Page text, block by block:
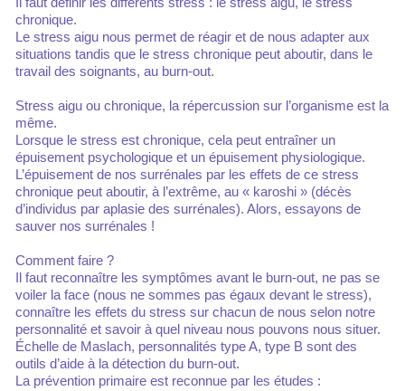
chronique.
Le stress aigu nous permet de réagir et de nous adapter aux
situations tandis que le stress chronique peut aboutir, dans le
travail des soignants, au burn-out.
Stress aigu ou chronique, la répercussion sur l’organisme est la
même.
Lorsque le stress est chronique, cela peut entraîner un
épuisement psychologique et un épuisement physiologique.
L’épuisement de nos surrénales par les effets de ce stress
chronique peut aboutir, à l’extrême, au « karoshi » (décès
d’individus par aplasie des surrénales). Alors, essayons de
sauver nos surrénales !
Comment faire ?
Il faut reconnaître les symptômes avant le burn-out, ne pas se
voiler la face (nous ne sommes pas égaux devant le stress),
connaître les effets du stress sur chacun de nous selon notre
personnalité et savoir à quel niveau nous pouvons nous situer.
Échelle de Maslach, personnalités type A, type B sont des
outils d’aide à la détection du burn-out.
La prévention primaire est reconnue par les études :